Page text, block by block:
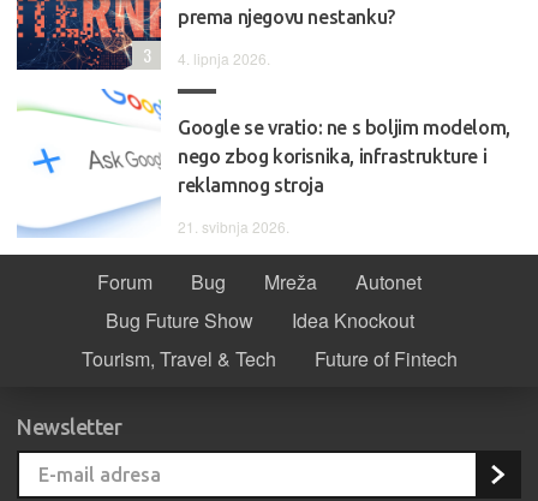
prema njegovu nestanku?
4. lipnja 2026.
3
Google se vratio: ne s boljim modelom,
nego zbog korisnika, infrastrukture i
reklamnog stroja
21. svibnja 2026.
Forum Bug Mreža
Autonet
Bug Future Show
Idea Knockout
Tourism, Travel & Tech
Future of Fintech
Newsletter